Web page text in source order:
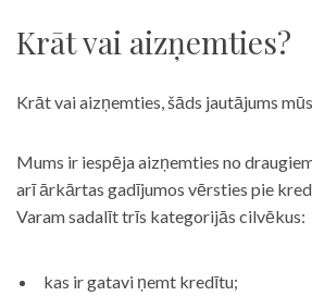
Krāt vai aizņemties?
Krāt vai aizņemties, šāds jautājums
Mums ir iespēja aizņemties no
arī ārkārtas gadījumos vērsties pie
Varam sadalīt trīs kategorijās cilvēkus:
kas ir gatavi ņemt kredītu;